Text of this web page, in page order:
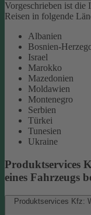
Vorgeschrieben ist die
Reisen in folgende
Albanien
Bosnien-
Israel
Marokko
Mazedonien
Moldawien
Montenegro
Serbien
Türkei
Tunesien
Ukraine
Produktservices
eines Fahrzeugs
Produktservices Kfz: